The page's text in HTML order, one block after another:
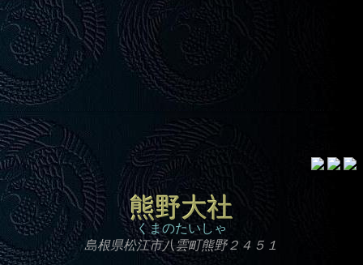
熊野大社
くまのたいしゃ
島根県松江市八雲町熊野２４５１